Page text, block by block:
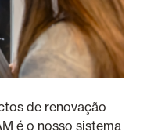
de renovação
é o nosso sistema